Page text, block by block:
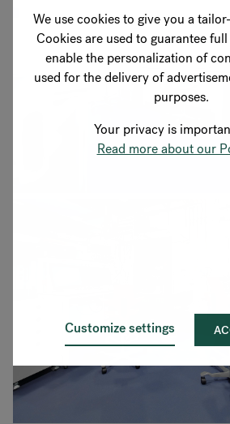
We use cookies to give you a
Cookies are used to guarantee
enable the personalization of
used for the delivery of
purposes.
Your privacy is
Read more about our
Customize settings